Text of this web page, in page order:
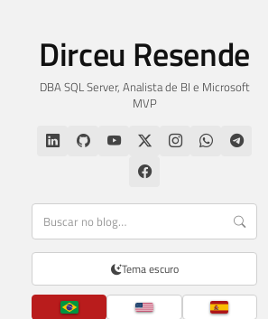
Dirceu Resende
DBA SQL Server, Analista de BI e Microsoft
MVP
Tema escuro